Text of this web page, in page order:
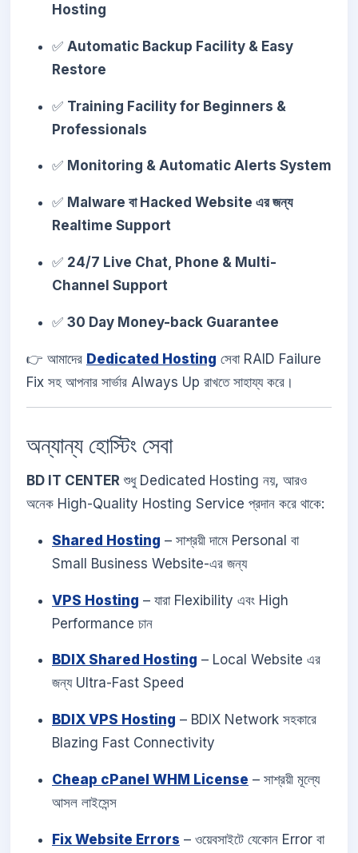
Hosting
✅ Automatic Backup Facility & Easy
Restore
✅ Training Facility for Beginners &
Professionals
✅ Monitoring & Automatic Alerts System
✅ Malware বা Hacked Website এর জন্য
Realtime Support
✅ 24/7 Live Chat, Phone & Multi-
Channel Support
✅ 30 Day Money-back Guarantee
👉 আমাদের Dedicated Hosting সেবা RAID Failure
Fix সহ আপনার সার্ভার Always Up রাখতে সাহায্য করে।
অন্যান্য হোস্টিং সেবা
BD IT CENTER শুধু Dedicated Hosting নয়, আরও
অনেক High-Quality Hosting Service প্রদান করে থাকে:
Shared Hosting – সাশ্রয়ী দামে Personal বা
Small Business Website-এর জন্য
VPS Hosting – যারা Flexibility এবং High
Performance চান
BDIX Shared Hosting – Local Website এর
জন্য Ultra-Fast Speed
BDIX VPS Hosting – BDIX Network সহকারে
Blazing Fast Connectivity
Cheap cPanel WHM License – সাশ্রয়ী মূল্যে
আসল লাইসেন্স
Fix Website Errors – ওয়েবসাইটে যেকোন Error বা